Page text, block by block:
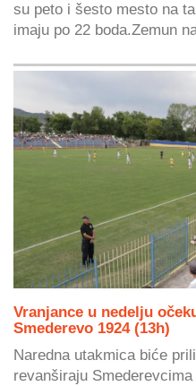
su peto i šesto mesto na
imaju po 22 boda.Zemun
Vranjance u nedelju
Smederevo 1924 (13h)
Naredna utakmica biće
revanširaju